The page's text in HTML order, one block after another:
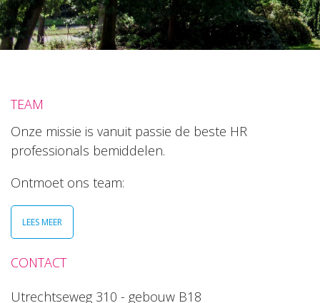
TEAM
Onze missie is vanuit passie de beste HR
professionals bemiddelen.
Ontmoet ons team:
LEES MEER
CONTACT
Utrechtseweg 310 - gebouw B18